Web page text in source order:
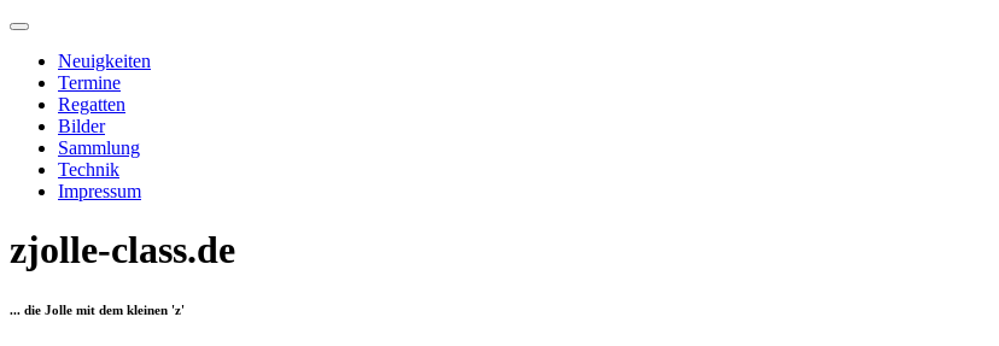
Neuigkeiten
Termine
Regatten
Bilder
Sammlung
Technik
Impressum
zjolle-class.de
... die Jolle mit dem kleinen 'z'